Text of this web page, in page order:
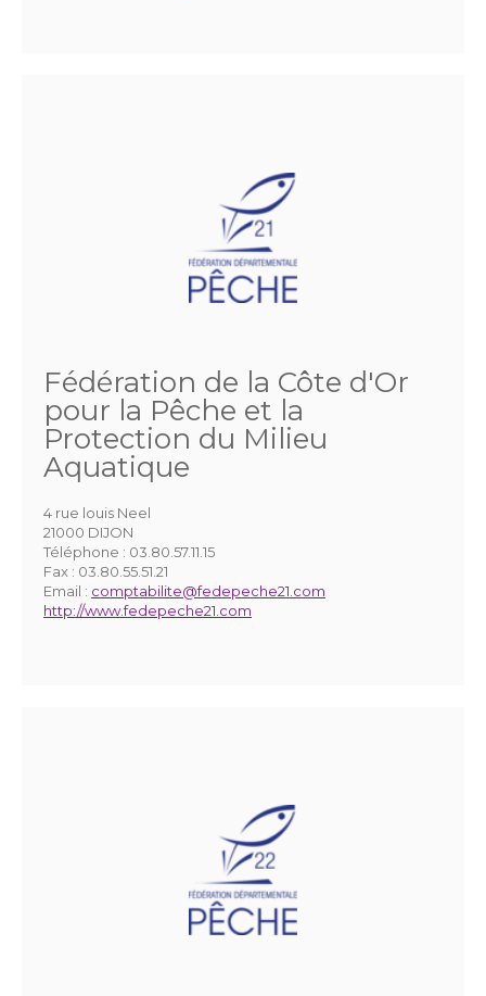
Fédération de la Côte d'Or
pour la Pêche et la
Protection du Milieu
Aquatique
4 rue louis Neel
21000 DIJON
Téléphone : 03.80.57.11.15
Fax : 03.80.55.51.21
Email : comptabilite@fedepeche21.com
http://www.fedepeche21.com